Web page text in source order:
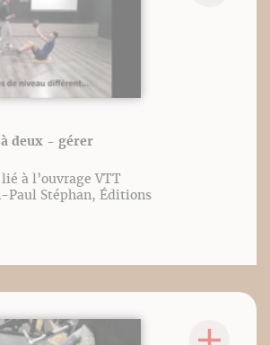
deux - gérer
à l’ouvrage VTT
Paul Stéphan, Éditions